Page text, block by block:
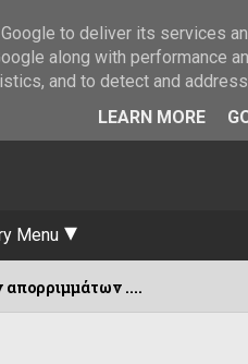
Menu
07/08/2026
to deliver its services
along with performance
and to detect and
LEARN MORE